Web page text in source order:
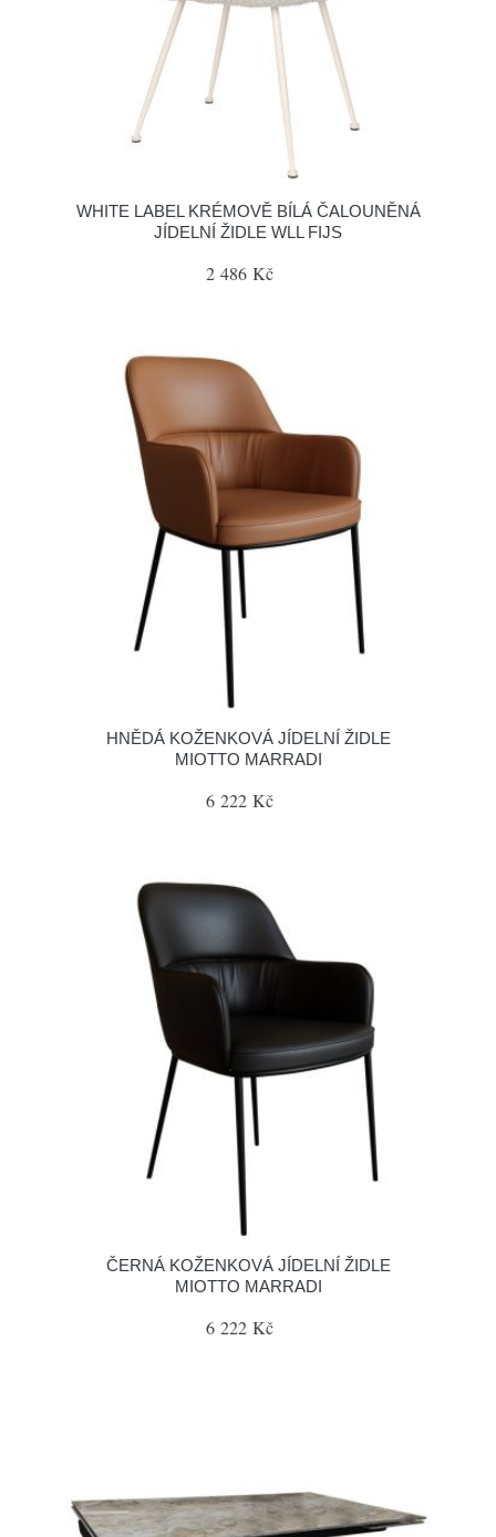
WHITE LABEL KRÉMOVĚ BÍLÁ ČALOUNĚNÁ
JÍDELNÍ ŽIDLE WLL FIJS
2 486 Kč
HNĚDÁ KOŽENKOVÁ JÍDELNÍ ŽIDLE
MIOTTO MARRADI
6 222 Kč
ČERNÁ KOŽENKOVÁ JÍDELNÍ ŽIDLE
MIOTTO MARRADI
6 222 Kč